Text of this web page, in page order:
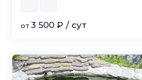
от 3 500 ₽ / сут